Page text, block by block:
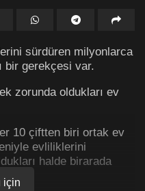
sürdüren milyonlarca
bir gerekçesi var.
zorunda oldukları ev
10 çiftten biri ortak ev
evliliklerini
halde birarada
için